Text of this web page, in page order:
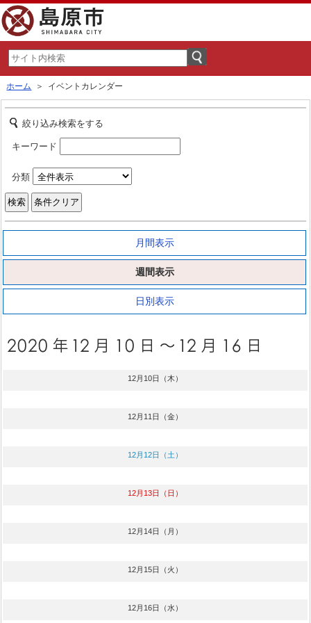
ホーム ＞ イベントカレンダー
絞り込み検索をする
キーワード
分類
月間表示
週間表示
日別表示
12月10日（木）
12月11日（金）
12月12日（土）
12月13日（日）
12月14日（月）
12月15日（火）
12月16日（水）